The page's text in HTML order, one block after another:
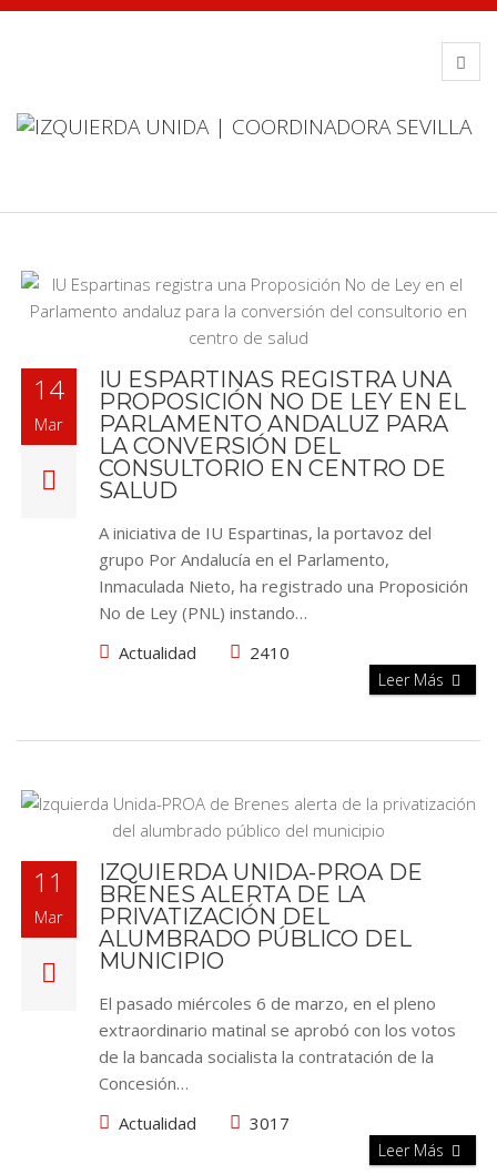
14
Mar
IU ESPARTINAS REGISTRA UNA
PROPOSICIÓN NO DE LEY EN EL
PARLAMENTO ANDALUZ PARA
LA CONVERSIÓN DEL
CONSULTORIO EN CENTRO DE
SALUD
A iniciativa de IU Espartinas, la portavoz del
grupo Por Andalucía en el Parlamento,
Inmaculada Nieto, ha registrado una Proposición
No de Ley (PNL) instando…
Actualidad
2410
Leer Más
11
Mar
IZQUIERDA UNIDA-PROA DE
BRENES ALERTA DE LA
PRIVATIZACIÓN DEL
ALUMBRADO PÚBLICO DEL
MUNICIPIO
El pasado miércoles 6 de marzo, en el pleno
extraordinario matinal se aprobó con los votos
de la bancada socialista la contratación de la
Concesión…
Actualidad
3017
Leer Más